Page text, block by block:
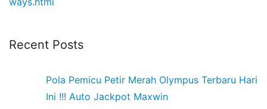
Recent Posts
Pola Pemicu Petir Merah Olympus Terbaru Hari
Ini !!! Auto Jackpot Maxwin